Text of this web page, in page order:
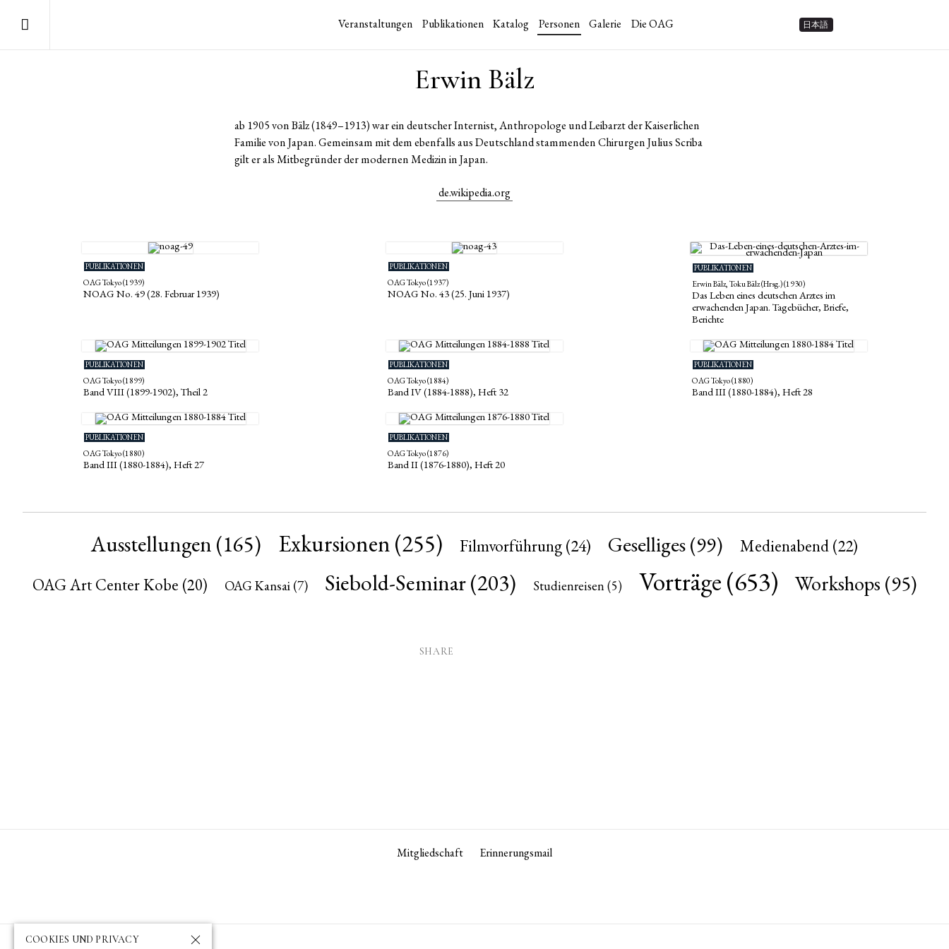
Veranstaltungen Publikationen Katalog Personen Galerie Die OAG 日本語
Erwin Bälz
ab 1905 von Bälz (1849–1913) war ein deutscher Internist, Anthropologe und Leibarzt der Kaiserlichen
Familie von Japan. Gemeinsam mit dem ebenfalls aus Deutschland stammenden Chirurgen Julius Scriba
gilt er als Mitbegründer der modernen Medizin in Japan.
de.wikipedia.org
PUBLIKATIONEN
OAG Tokyo (1939)
NOAG No. 49 (28. Februar 1939)
PUBLIKATIONEN
OAG Tokyo (1937)
NOAG No. 43 (25. Juni 1937)
PUBLIKATIONEN
Erwin Bälz, Toku Bälz (Hrsg.) (1930)
Das Leben eines deutschen Arztes im
erwachenden Japan. Tagebücher, Briefe,
Berichte
PUBLIKATIONEN
OAG Tokyo (1899)
Band VIII (1899-1902), Theil 2
PUBLIKATIONEN
OAG Tokyo (1884)
Band IV (1884-1888), Heft 32
PUBLIKATIONEN
OAG Tokyo (1880)
Band III (1880-1884), Heft 28
PUBLIKATIONEN
OAG Tokyo (1880)
Band III (1880-1884), Heft 27
PUBLIKATIONEN
OAG Tokyo (1876)
Band II (1876-1880), Heft 20
Ausstellungen (165) Exkursionen(255) Filmvorführung(24) Geselliges(99) Medienabend (22)
OAG Art Center Kobe (20) OAG Kansai (7) Siebold-Seminar(203) Studienreisen(5) Vorträge(653) Workshops (95)
SHARE
Mitgliedschaft Erinnerungsmail
COOKIES UND PRIVACY